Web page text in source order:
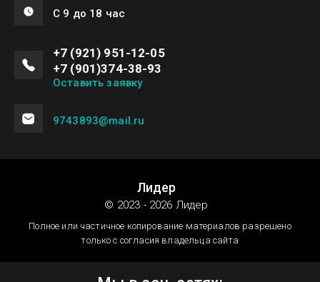
С 9 до 18 час
+7 (921) 951-12-05
+7 (901)374-38-93
Оставить заявку
9743893@mail.ru
Лидер
© 2023 - 2026 Лидер
Полное или частичное копирование материалов разрешено
только с согласия владельца сайта